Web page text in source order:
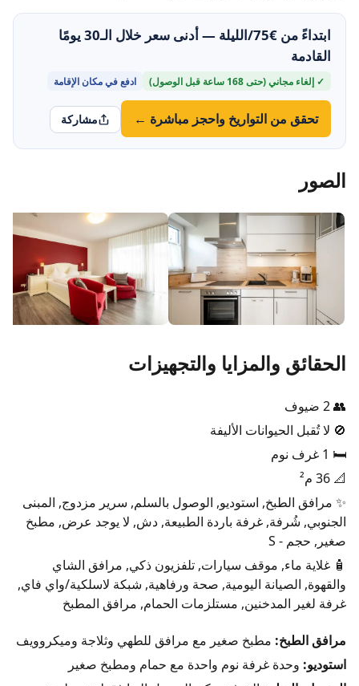
ابتداءً من €75/الليلة — أدنى سعر خلال الـ30 يومًا
القادمة
✓ إلغاء مجاني (حتى 168 ساعة قبل الوصول) ادفع في مكان الإقامة
تحقق من التواريخ واحجز مباشرة ← مشاركة
الصور
الحقائق والمزايا والتجهيزات
👥 2 ضيوف
🚫 لا تُقبل الحيوانات الأليفة
🛏️ 1 غرف نوم
📐 36 م²
✨ مرافق الطبخ, استوديو, الوصول بالسلم, سرير مزدوج, المبنى
الجنوبي, شُرفة, غرفة باردة الطبيعة, دش, لا يوجد عرض, مطبخ
صغير, حجم - S
🧴 غلاية ماء, موقف سيارات, تلفزيون ذكي, مرافق الشاي
والقهوة, الصيانة اليومية, صحة ورفاهية, شبكة لاسلكية/واي فاي,
غرفة لغير المدخنين, مستلزمات الحمام, مرافق المطبخ
مرافق الطبخ: مطبخ صغير مع مرافق للطهي وثلاجة وميكروويف
استوديو: وحدة غرفة نوم واحدة مع حمام ومطبخ صغير